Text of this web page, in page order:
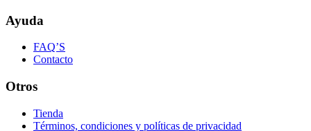
Ayuda
FAQ’S
Contacto
Otros
Tienda
Términos, condiciones y políticas de privacidad